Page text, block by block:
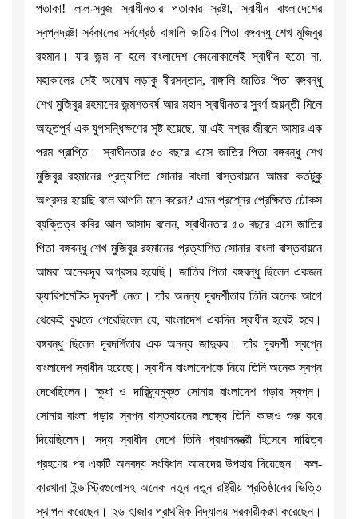
পতাকা! লাল-সবুজ স্বাধীনতার পতাকার স্রষ্টা, স্বাধীন বাংলাদেশের
স্বপ্নদ্রষ্টা সর্বকালের সর্বশ্রেষ্ঠ বাঙ্গালি জাতির পিতা বঙ্গবন্ধু শেখ মুজিবুর
রহমান। যার জন্ম না হলে বাংলাদেশ কোনোকালেই স্বাধীন হতো না,
মহাকালের সেই অমোঘ লড়াকু বীরসন্তান, বাঙ্গালি জাতির পিতা বঙ্গবন্ধু
শেখ মুজিবুর রহমানের জন্মশতবর্ষ আর মহান স্বাধীনতার সুবর্ণ জয়ন্তী মিলে
অভূতপূর্ব এক যুগসন্ধিক্ষণের সৃষ্ট হয়েছে, যা এই নশ্বর জীবনে আমার এক
পরম প্রাপ্তি। স্বাধীনতার ৫০ বছরে এসে জাতির পিতা বঙ্গবন্ধু শেখ
মুজিবুর রহমানের প্রত্যাশিত সোনার বাংলা বাস্তবায়নে আমরা কতটুকু
অগ্রসর হয়েছি বলে আপনি মনে করেন? এমন প্রশ্নের প্রেক্ষিতে চৌকস
ব্যক্তিত্ব কবির আল আসাদ বলেন, স্বাধীনতার ৫০ বছরে এসে জাতির
পিতা বঙ্গবন্ধু শেখ মুজিবুর রহমানের প্রত্যাশিত সোনার বাংলা বাস্তবায়নে
আমরা অনেকদূর অগ্রসর হয়েছি। জাতির পিতা বঙ্গবন্ধু ছিলেন একজন
ক্যারিশমেটিক দূরদর্শী নেতা। তাঁর অনন্য দূরদর্শীতায় তিনি অনেক আগে
থেকেই বুঝতে পেরেছিলেন যে, বাংলাদেশ একদিন স্বাধীন হবেই হবে।
বঙ্গবন্ধু ছিলেন দূরদর্শিতার এক অনন্য জাদুকর। তাঁর দূরদর্শী স্বপ্নে
বাংলাদেশ স্বাধীন হয়েছে। স্বাধীন বাংলাদেশকে নিয়ে তিনি অনেক স্বপ্ন
দেখেছিলেন। ক্ষুধা ও দারিদ্র্যমুক্ত সোনার বাংলাদেশ গড়ার স্বপ্ন।
সোনার বাংলা গড়ার স্বপ্ন বাস্তবায়নের লক্ষ্যে তিনি কাজও শুরু করে
দিয়েছিলেন। সদ্য স্বাধীন দেশে তিনি প্রধানমন্ত্রী হিসেবে দায়িত্ব
গ্রহণের পর একটি অনবদ্য সংবিধান আমাদের উপহার দিয়েছেন। কল-
কারখানা ইন্ডাস্ট্রিগুলোসহ অনেক নতুন নতুন রাষ্ট্রীয় প্রতিষ্ঠানের ভিত্তি
স্থাপন করেছেন। ২৬ হাজার প্রাথমিক বিদ্যালয় সরকারীকরণ করেছেন।